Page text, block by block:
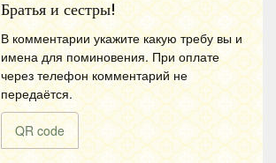
Братья и сестры!
В комментарии укажите какую требу вы и
имена для поминовения. При оплате
через телефон комментарий не
передаётся.
QR code